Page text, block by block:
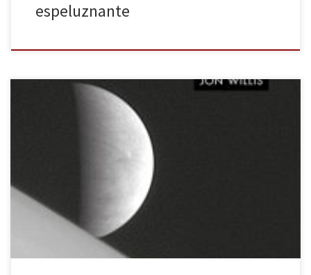
espeluznante
Reconozco que este ensayo me llamó la atención desde el
principio, cuando la editorial Alpha Decay lo anunció entre sus
futuras novedades, y me percaté del subtítulo que contenía: «La
búsqueda científica de vida extraterrestre». Mi fascinación por el
universo se ha debido, en parte, a mi desaforado interés por […]